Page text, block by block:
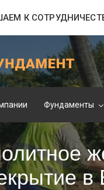
К
Фундаменты
в